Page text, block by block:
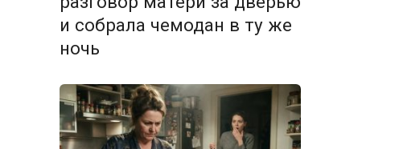
и собрала чемодан в ту же
ночь